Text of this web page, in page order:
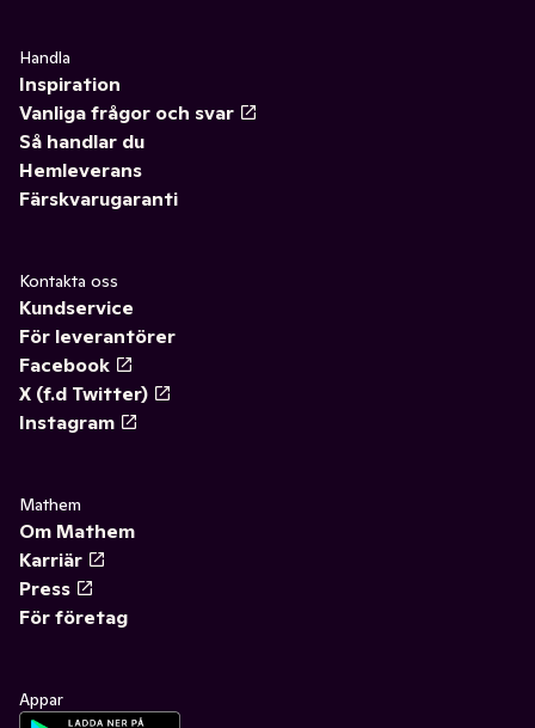
Handla
Inspiration
Vanliga frågor och svar
Så handlar du
Hemleverans
Färskvarugaranti
Kontakta oss
Kundservice
För leverantörer
Facebook
X (f.d Twitter)
Instagram
Mathem
Om Mathem
Karriär
Press
För företag
Appar